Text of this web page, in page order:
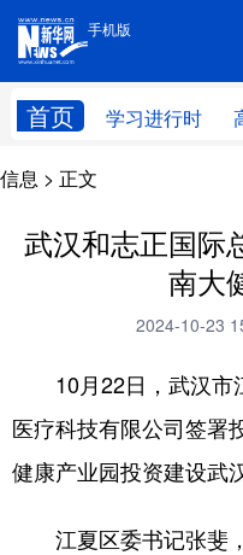
手机版
首页 学习进行时
手机版
学习进行时
国际 财经
思客智库
科创
文化 书画
访谈 视频
法律 中央文件
食品 人居
信息 > 正文
武汉和志正国际
南大
2024-10-23
10月22日，武汉市
医疗科技有限公司签署
健康产业园投资建设武
江夏区委书记张斐